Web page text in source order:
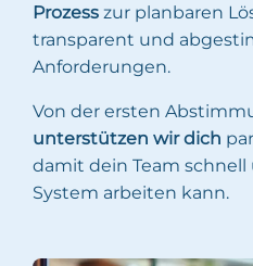
Prozess zur planbaren
transparent und
Anforderungen.
Von der ersten
unterstützen wir dich
damit dein Team
System arbeiten kann.